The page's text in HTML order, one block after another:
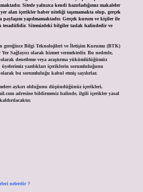
Sitede yalnızca kendi hazırladığımız makaleler
alan içerikler haber niteliği taşımamakta olup, gerçek
yapılmamaktadır. Gerçek kurum ve kişiler ile
tesadüfidir. Sitemizdeki bilgiler taslak halindedir ve
gereğince Bilgi Teknolojileri ve İletişim Kurumu (BTK)
Sağlayıcı olarak hizmet vermektedir. Bu nedenle,
denetleme veya araştırma yükümlülüğümüz
yazdıkları içeriklerin sorumluluğunu
olarak bu sorumluluğu kabul etmiş sayılırlar.
aykırı olduğunu düşündüğünüz içerikleri,
adresine bildirmeniz halinde, ilgili içerikler yasal
nelerdir ?